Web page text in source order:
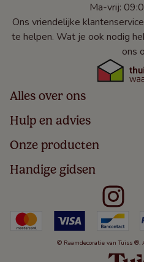
Ma-vrij:
Ons vriendelijke
te helpen. Wat je ook nodig
ons
Alles over ons
Home
Over
Bestellen
Winacties
Veelgestelde Vragen
Hulp en advies
Volg Je Bestelling
Levering
5 Jaar Garantie
Algemene Voorwaarden
Kindveiligheid
Cookies
Herroepingsrecht
Onze producten
Houten Jaloezieën
Rolgordijnen
Verticale Jaloezieën
Duo Rolgordijnen
Duo Plisségordijnen
Handige gidsen
Meten Voor Raamdecoratie
Badkamer Raamdecoratie
Slaapkamer Raamdecoratie
Keuken Raamdecoratie
De Jaloezieën Gids
© Raamdecoratie van Tuiss ®.